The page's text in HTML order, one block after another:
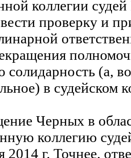
коллегии
проверку и
солидарность (а,
в судейском
Черных в
коллегию
2014 г. Точнее,